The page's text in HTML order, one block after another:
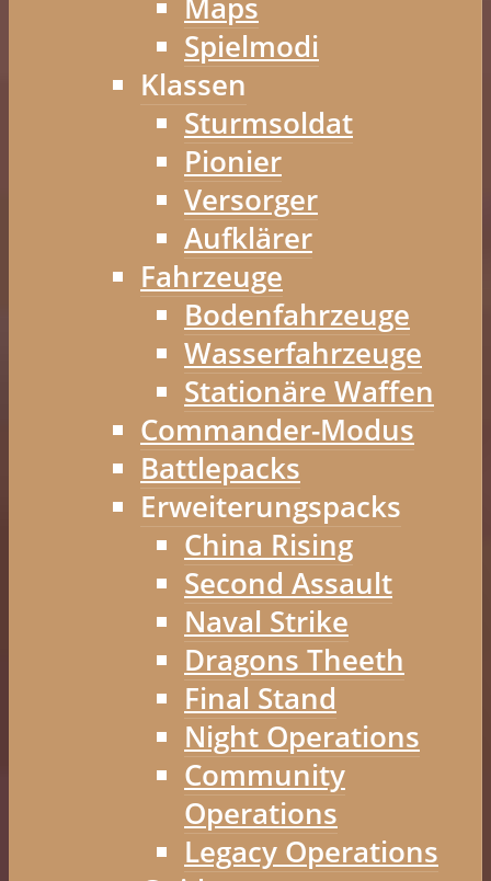
Maps
Spielmodi
Klassen
Sturmsoldat
Pionier
Versorger
Aufklärer
Fahrzeuge
Bodenfahrzeuge
Wasserfahrzeuge
Stationäre Waffen
Commander-Modus
Battlepacks
Erweiterungspacks
China Rising
Second Assault
Naval Strike
Dragons Theeth
Final Stand
Night Operations
Community
Operations
Legacy Operations